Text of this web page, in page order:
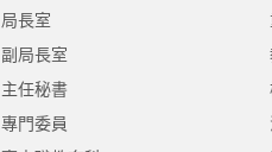
局長室
副局長室
主任秘書
專門委員